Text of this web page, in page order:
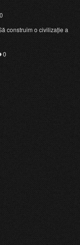
0
construim o civilizație a
0